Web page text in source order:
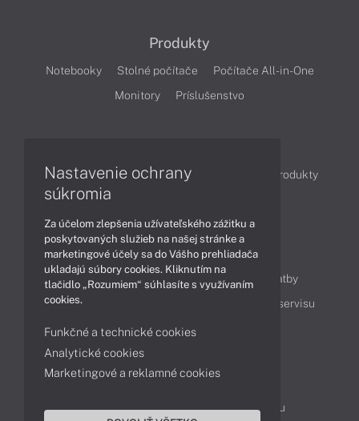
Produkty
Notebooky Stolné počítače
Počítače All-in-One
Monitory
Príslušenstvo
Obchodné informácie Novinky
Produkty
Obsah
Ako nakupovať
Možnosti doručenia a platby
Podpora a servis
Cenník servisu
043 4224 771
Servisné oddelenie
Reklamácia tovaru
Nastavenie ochrany
súkromia
Za účelom zlepšenia užívateľského zážitku a
poskytovaných služieb na našej stránke a
marketingové účely sa do Vášho prehliadača
ukladajú súbory cookies. Kliknutím na
tlačidlo „Rozumiem“ súhlasíte s využívaním
cookies.
Funkčné a technické cookies
Analytické cookies
Marketingové a reklamné cookies